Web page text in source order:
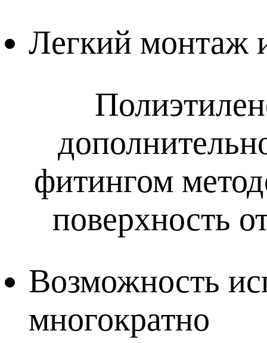
Легкий монтаж
фитингом
поверхность
Возможность
многократно